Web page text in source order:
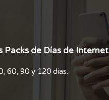
Packs de Días de Internet
60, 90 y 120 días.